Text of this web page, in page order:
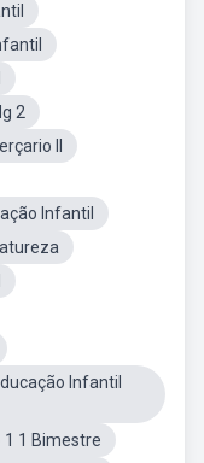
2
II
Infantil
Infantil
1 1 Bimestre